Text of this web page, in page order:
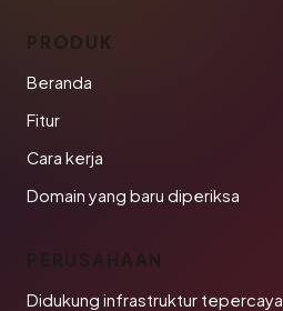
PRODUK
Beranda
Fitur
Cara kerja
Domain yang baru diperiksa
PERUSAHAAN
Didukung infrastruktur tepercaya